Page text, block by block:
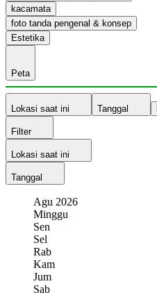
kacamata
foto tanda pengenal & konsep
Estetika
Peta
Lokasi saat ini Tanggal
Filter
Lokasi saat ini
Tanggal
Agu 2026
Minggu
Sen
Sel
Rab
Kam
Jum
Sab